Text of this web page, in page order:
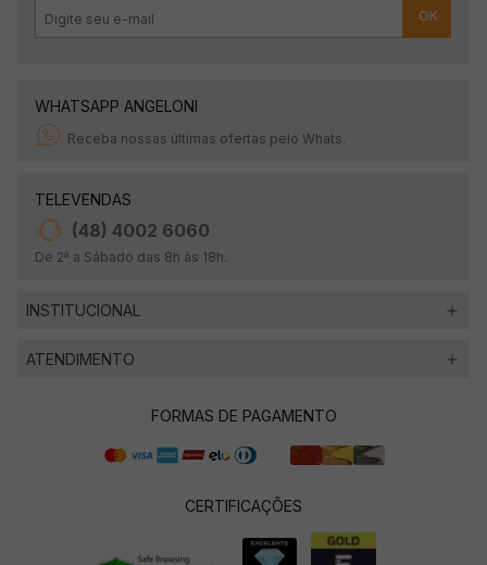
OK
WHATSAPP ANGELONI
Receba nossas últimas ofertas pelo Whats.
TELEVENDAS
(48) 4002 6060
De 2ª a Sábado das 8h às 18h.
INSTITUCIONAL
ATENDIMENTO
FORMAS DE PAGAMENTO
CERTIFICAÇÕES